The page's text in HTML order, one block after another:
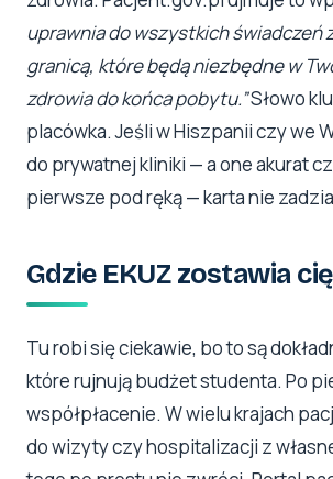
uprawnia do wszystkich świadczeń
granicą, które będą niezbędne w
zdrowia do końca pobytu.”Słowo
placówka. Jeśli w Hiszpanii czy we
do prywatnej kliniki — a one akurat
pierwsze pod ręką — karta nie
Gdzie EKUZ zostawia
Tu robi się ciekawie, bo to są
które rujnują budżet studenta. Po
współpłacenie. W wielu krajach
do wizyty czy hospitalizacji z